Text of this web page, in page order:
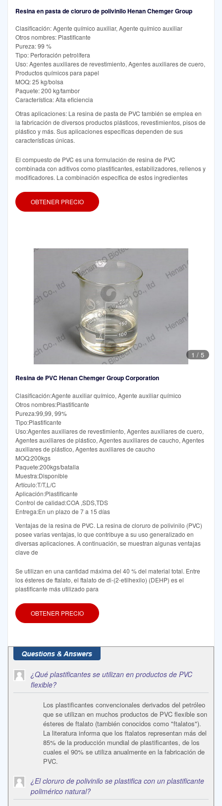
Resina en pasta de cloruro de polivinilo Henan Chemger Group
Clasificación: Agente químico auxiliar, Agente químico auxiliar
Otros nombres: Plastificante
Pureza: 99 %
Tipo: Perforación petrolífera
Uso: Agentes auxiliares de revestimiento, Agentes auxiliares de cuero,
Productos químicos para papel
MOQ: 25 kg/bolsa
Paquete: 200 kg/tambor
Característica: Alta eficiencia
Otras aplicaciones: La resina de pasta de PVC también se emplea en
la fabricación de diversos productos plásticos, revestimientos, pisos de
plástico y más. Sus aplicaciones específicas dependen de sus
características únicas.
El compuesto de PVC es una formulación de resina de PVC
combinada con aditivos como plastificantes, estabilizadores, rellenos y
modificadores. La combinación específica de estos ingredientes
OBTENER PRECIO
1 / 5
Resina de PVC Henan Chemger Group Corporation
Clasificación:Agente auxiliar químico, Agente auxiliar químico
Otros nombres:Plastificante
Pureza:99,99, 99%
Tipo:Plastificante
Uso:Agentes auxiliares de revestimiento, Agentes auxiliares de cuero,
Agentes auxiliares de plástico, Agentes auxiliares de caucho, Agentes
auxiliares de plástico, Agentes auxiliares de caucho
MOQ:200kgs
Paquete:200kgs/batalla
Muestra:Disponible
Artículo:T/T,L/C
Aplicación:Plastificante
Control de calidad:COA ,SDS,TDS
Entrega:En un plazo de 7 a 15 días
Ventajas de la resina de PVC. La resina de cloruro de polivinilo (PVC)
posee varias ventajas, lo que contribuye a su uso generalizado en
diversas aplicaciones. A continuación, se muestran algunas ventajas
clave de
Se utilizan en una cantidad máxima del 40 % del material total. Entre
los ésteres de ftalato, el ftalato de di-(2-etilhexilo) (DEHP) es el
plastificante más utilizado para
OBTENER PRECIO
¿Qué plastificantes se utilizan en productos de PVC
flexible?
Los plastificantes convencionales derivados del petróleo
que se utilizan en muchos productos de PVC flexible son
ésteres de ftalato (también conocidos como "ftalatos").
La literatura informa que los ftalatos representan más del
85% de la producción mundial de plastificantes, de los
cuales el 90% se utiliza anualmente en la fabricación de
PVC.
¿El cloruro de polivinilo se plastifica con un plastificante
polimérico natural?